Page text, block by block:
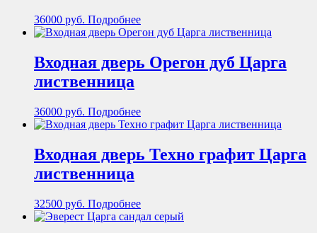
36000 руб. Подробнее
Входная дверь Орегон дуб Царга
лиственница
36000 руб. Подробнее
Входная дверь Техно графит Царга
лиственница
32500 руб. Подробнее